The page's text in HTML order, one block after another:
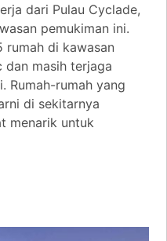
dari Pulau Cyclade,
pemukiman ini.
rumah di kawasan
masih terjaga
Rumah-rumah yang
di sekitarnya
menarik untuk